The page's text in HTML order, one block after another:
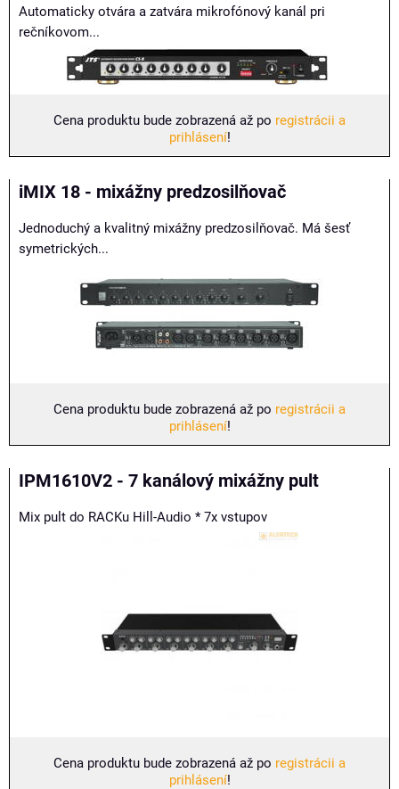
Automaticky otvára a zatvára mikrofónový kanál pri
rečníkovom...
Cena produktu bude zobrazená až po registrácii a
prihlásení!
iMIX 18 - mixážny predzosilňovač
Jednoduchý a kvalitný mixážny predzosilňovač. Má šesť
symetrických...
Cena produktu bude zobrazená až po registrácii a
prihlásení!
IPM1610V2 - 7 kanálový mixážny pult
Mix pult do RACKu Hill-Audio * 7x vstupov
Cena produktu bude zobrazená až po registrácii a
prihlásení!